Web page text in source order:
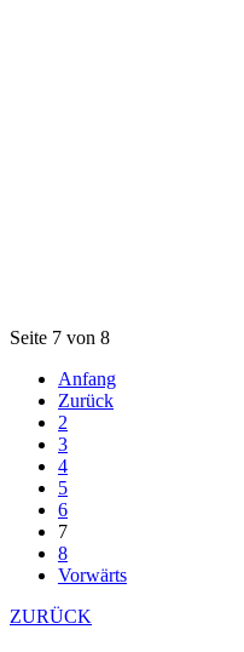
Seite 7 von 8
Anfang
Zurück
2
3
4
5
6
7
8
Vorwärts
ZURÜCK